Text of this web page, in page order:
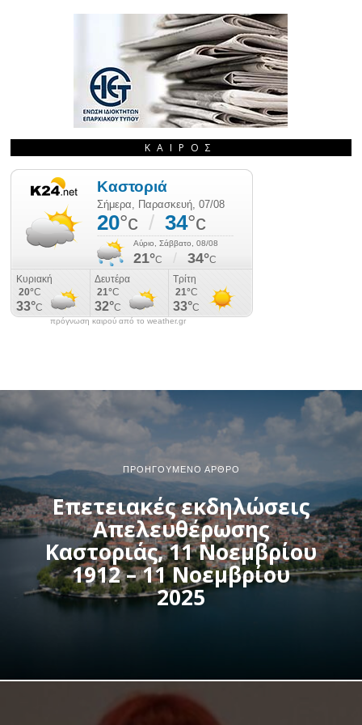
ΚΑΙΡΌΣ
πρόγνωση καιρού από το weather.gr
ΠΡΟΗΓΟΎΜΕΝΟ ΆΡΘΡΟ
Επετειακές εκδηλώσεις
Απελευθέρωσης
Καστοριάς, 11 Νοεμβρίου
1912 – 11 Νοεμβρίου
2025